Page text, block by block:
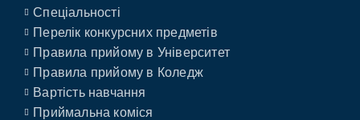
Спеціальності
Перелік конкурсних предметів
Правила прийому в Університет
Правила прийому в Коледж
Вартість навчання
Приймальна коміся